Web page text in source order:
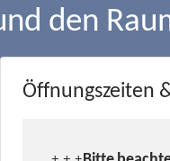
den
Öffnungszeiten